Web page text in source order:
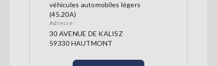
véhicules automobiles légers
(45.20A)
Adresse :
30 AVENUE DE KALISZ
59330 HAUTMONT